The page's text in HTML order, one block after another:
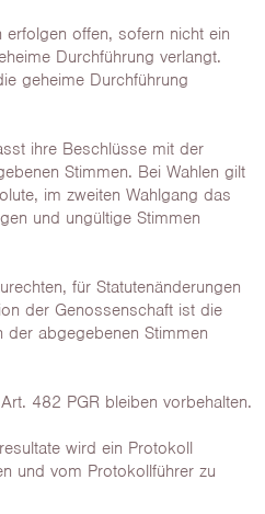
offen, sofern nicht ein
Durchführung verlangt.
geheime Durchführung
ihre Beschlüsse mit der
Stimmen. Bei Wahlen gilt
im zweiten Wahlgang das
und ungültige Stimmen
für Statutenänderungen
der Genossenschaft ist die
abgegebenen Stimmen
482 PGR bleiben vorbehalten.
wird ein Protokoll
und vom Protokollführer zu